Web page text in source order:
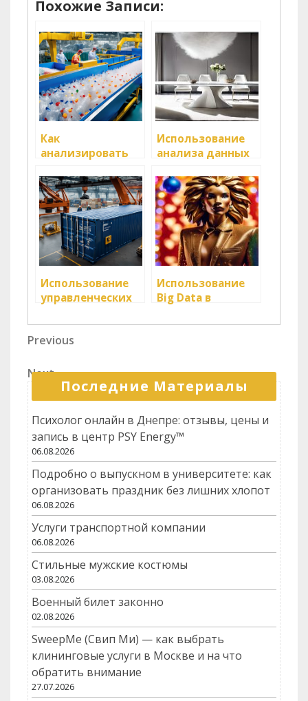
Похожие Записи:
Как
анализировать
улучшения
логистических
операций
Использование
анализа данных
оптимизации
поставок
Использование
управленческих
развития бизнеса
Использование
Big Data в
логистических
Навигация
по
записям
Previous
Previous
Next
Post
Next
Последние Материалы
Психолог онлайн в Днепре: отзывы, цены и
запись в центр PSY Energy™
06.08.2026
Подробно о выпускном в университете: как
организовать праздник без лишних хлопот
06.08.2026
Услуги транспортной компании
06.08.2026
Стильные мужские костюмы
03.08.2026
Военный билет законно
02.08.2026
SweepMe (Свип Ми) — как выбрать
клининговые услуги в Москве и на что
обратить внимание
27.07.2026